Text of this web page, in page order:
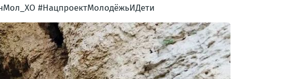
#НацпроектМолодёжьИДети